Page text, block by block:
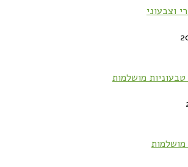
וצבעוני
מושלמות